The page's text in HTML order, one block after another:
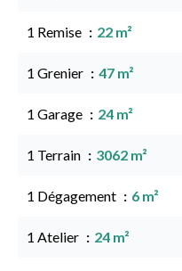
1 Remise 22 m²
1 Grenier 47 m²
1 Garage 24 m²
1 Terrain 3062 m²
1 Dégagement 6 m²
1 Atelier 24 m²